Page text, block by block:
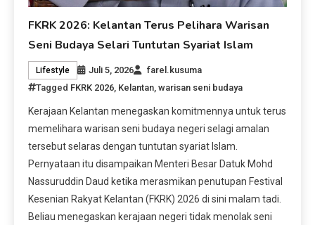
FKRK 2026: Kelantan Terus Pelihara Warisan
Seni Budaya Selari Tuntutan Syariat Islam
Lifestyle Juli 5, 2026
farel.kusuma
Tagged FKRK 2026 Kelantan ,warisan seni budaya
Kerajaan Kelantan menegaskan komitmennya untuk terus
memelihara warisan seni budaya negeri selagi amalan
tersebut selaras dengan tuntutan syariat Islam.
Pernyataan itu disampaikan Menteri Besar Datuk Mohd
Nassuruddin Daud ketika merasmikan penutupan Festival
Kesenian Rakyat Kelantan (FKRK) 2026 di sini malam tadi.
Beliau menegaskan kerajaan negeri tidak menolak seni